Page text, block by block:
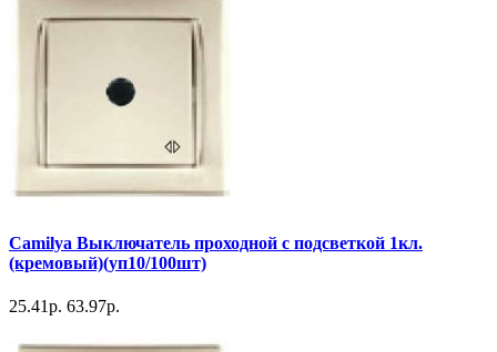
Camilya Выключатель проходной с подсветкой 1кл.
(кремовый)(уп10/100шт)
25.41р. 63.97р.